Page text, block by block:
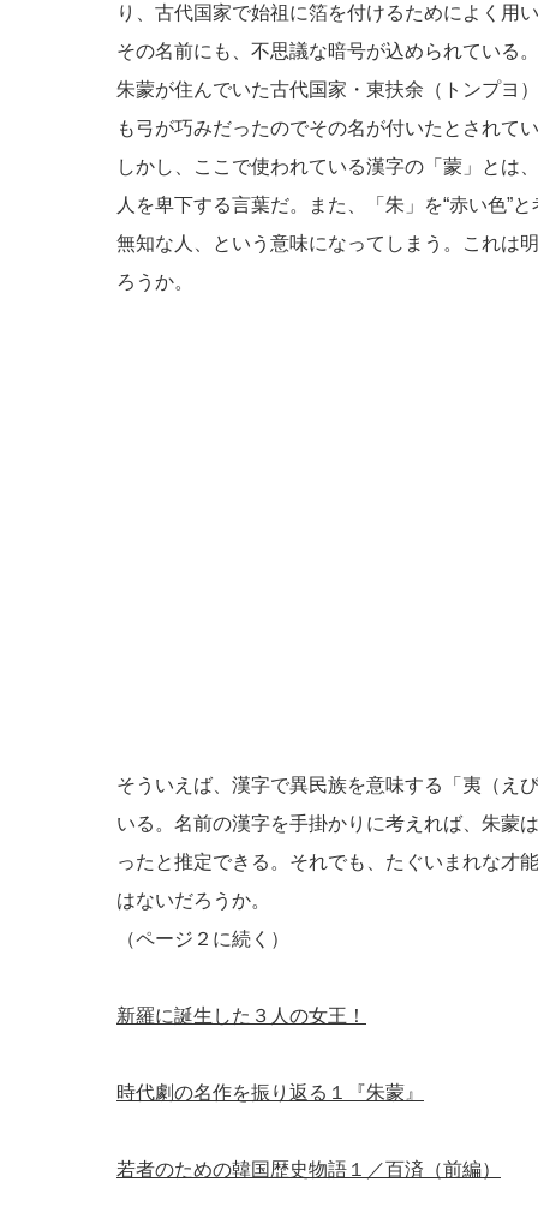
り、古代国家で始祖に箔を付けるためによく用
その名前にも、不思議な暗号が込められている。
朱蒙が住んでいた古代国家・東扶余（トンプヨ
も弓が巧みだったのでその名が付いたとされてい
しかし、ここで使われている漢字の「蒙」とは、
人を卑下する言葉だ。また、「朱」を“赤い色”
無知な人、という意味になってしまう。これは
ろうか。
そういえば、漢字で異民族を意味する「夷（え
いる。名前の漢字を手掛かりに考えれば、朱蒙
ったと推定できる。それでも、たぐいまれな才
はないだろうか。
（ページ２に続く）
新羅に誕生した３人の女王！
時代劇の名作を振り返る１『朱蒙』
若者のための韓国歴史物語１／百済（前編）